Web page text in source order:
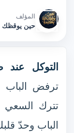
المؤلف
حين يوقظك
التوكل عند
ترفض الباب
تترك السعي
الباب وحدّ